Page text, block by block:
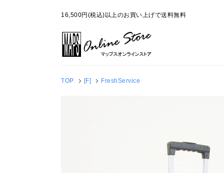
16,500円(税込)以上のお買い上げで送料無料
TOP [F] FreshService